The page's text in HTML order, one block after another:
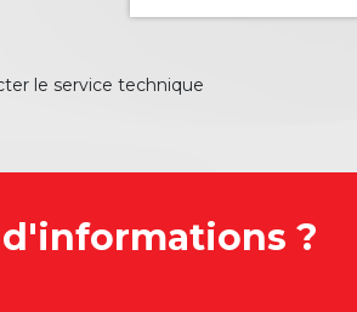
le service technique
?